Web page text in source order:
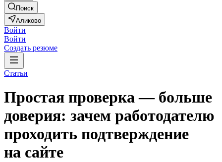
Поиск
Аликово
Войти
Войти
Создать резюме
Статьи
Простая проверка — больше
доверия: зачем работодателю
проходить подтверждение
на сайте